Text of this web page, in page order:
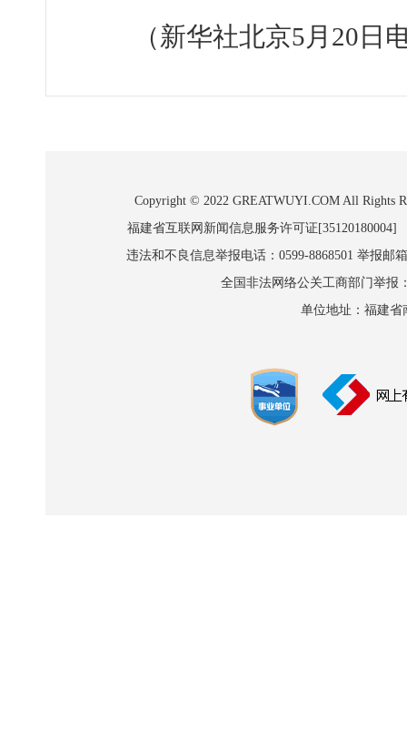
（新华社北京5月20日
Copyright © 2022 GREATWUYI.COM All Rights
福建省互联网新闻信息服务许可证
违法和不良信息举报电话：0599-8868501 举报邮
全国非法网络公关工商部门举报
单位地址：福建省